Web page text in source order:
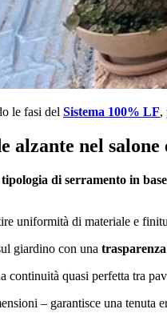
le fasi del Sistema 100% LF,
alzante nel
di serramento in
uniformità di materiale e
giardino con una
continuità quasi perfetta tra
– garantisce una tenuta